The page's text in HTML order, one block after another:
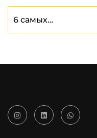
6 самых
распространенных